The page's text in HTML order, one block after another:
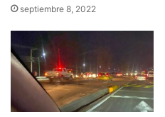
septiembre 8, 2022